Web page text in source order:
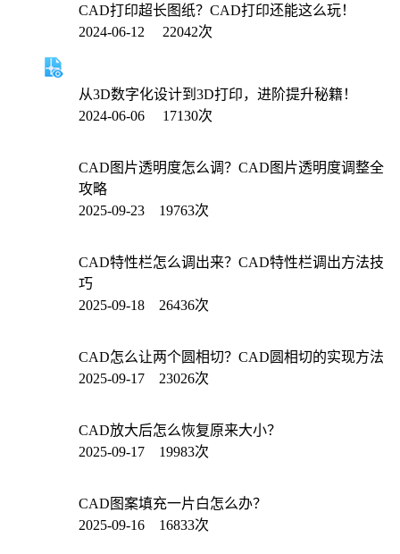
CAD打印超长图纸？CAD打印还能这么玩！
2024-06-12 22042次
从3D数字化设计到3D打印，进阶提升秘籍！
2024-06-06 17130次
CAD图片透明度怎么调？CAD图片透明度调整全
攻略
2025-09-23 19763次
CAD特性栏怎么调出来？CAD特性栏调出方法技
巧
2025-09-18 26436次
CAD怎么让两个圆相切？CAD圆相切的实现方法
2025-09-17 23026次
CAD放大后怎么恢复原来大小？
2025-09-17 19983次
CAD图案填充一片白怎么办？
2025-09-16 16833次